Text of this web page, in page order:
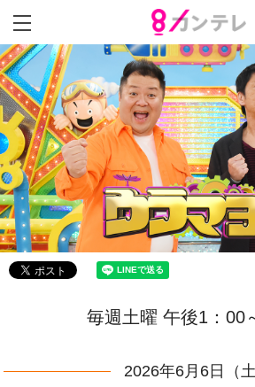
毎週土曜 午後1：00
2026年6月6日（土